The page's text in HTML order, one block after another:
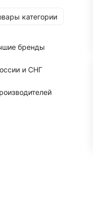
категории
бренды
и СНГ